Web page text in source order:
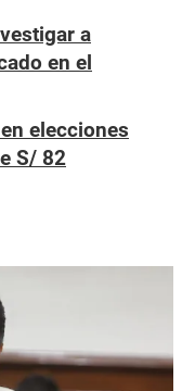
a
en el
elecciones
S/ 82